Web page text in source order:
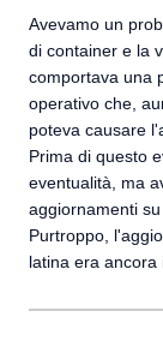
Avevamo un
di container e la
comportava una
operativo che,
poteva causare
Prima di questo
eventualità, ma
aggiornamenti
Purtroppo,
latina era ancora